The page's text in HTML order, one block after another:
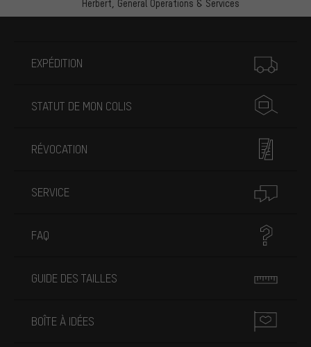
Herbert, General Operations & Services
EXPÉDITION
STATUT DE MON COLIS
RÉVOCATION
SERVICE
FAQ
GUIDE DES TAILLES
BOÎTE À IDÉES